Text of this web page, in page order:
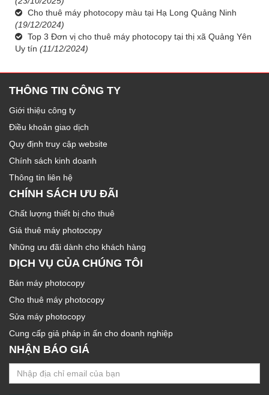
Cho thuê máy photocopy màu tại Hạ Long Quảng Ninh
(19/12/2024)
Top 3 Đơn vị cho thuê máy photocopy tại thị xã Quảng Yên
Uy tín (11/12/2024)
THÔNG TIN CÔNG TY
Giới thiệu công ty
Điều khoản giao dịch
Quy định truy cập website
Chính sách kinh doanh
Thông tin liên hệ
CHÍNH SÁCH ƯU ĐÃI
Chất lượng thiết bị cho thuê
Giá thuê máy photocopy
Những ưu đãi dành cho khách hàng
DỊCH VỤ CỦA CHÚNG TÔI
Bán máy photocopy
Cho thuê máy photocopy
Sửa máy photocopy
Cung cấp giả pháp in ấn cho doanh nghiệp
NHẬN BÁO GIÁ